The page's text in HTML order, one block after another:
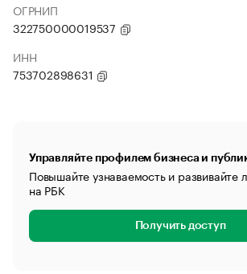
ОГРНИП
322750000019537
ИНН
753702898631
Управляйте профилем бизнеса и
Повышайте узнаваемость и развивайте
на РБК
Получить доступ